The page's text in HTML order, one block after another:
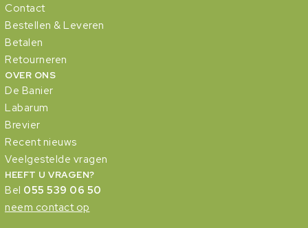
Contact
Bestellen & Leveren
Betalen
Retourneren
OVER ONS
De Banier
Labarum
Brevier
Recent nieuws
Veelgestelde vragen
HEEFT U VRAGEN?
Bel 055 539 06 50
neem contact op